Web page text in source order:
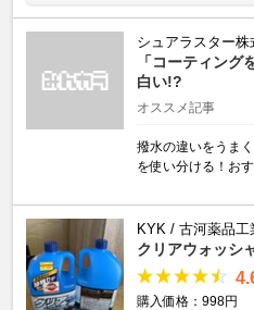
シュアラスター株
「コーティング
白い!?
オススメ記事
撥水の違いをうま
を使い分ける！お
KYK / 古河薬品工
クリアウォッシ
購入価格：998円